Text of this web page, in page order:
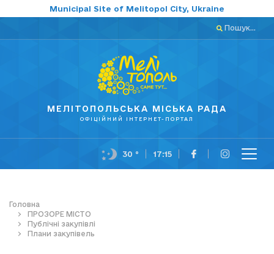
Municipal Site of Melitopol City, Ukraine
Пошук...
МЕЛІТОПОЛЬСЬКА МІСЬКА РАДА
ОФІЦІЙНИЙ ІНТЕРНЕТ-ПОРТАЛ
30 ° 17:15
Головна
ПРОЗОРЕ МІСТО
Публічні закупівлі
Плани закупівель